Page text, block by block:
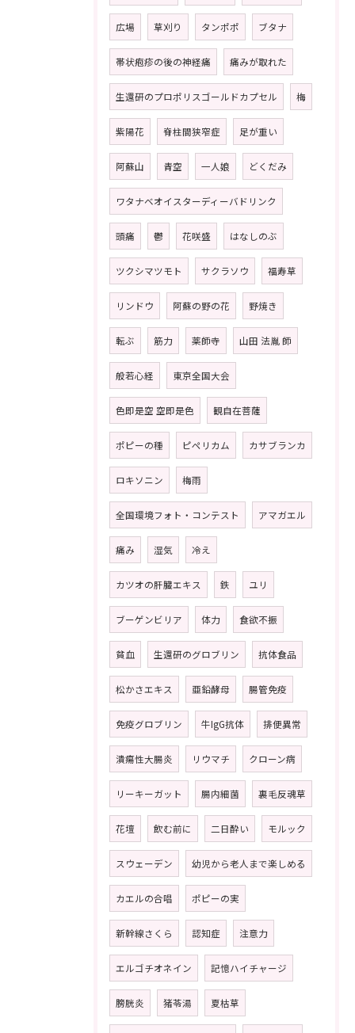
広場 草刈り タンポポ ブタナ
帯状疱疹の後の神経痛 痛みが取れた
生還研のプロポリスゴールドカプセル 梅
紫陽花 脊柱間狭窄症 足が重い
阿蘇山 青空 一人娘 どくだみ
ワタナベオイスターディーバドリンク
頭痛 鬱 花咲盛 はなしのぶ
ツクシマツモト サクラソウ 福寿草
リンドウ 阿蘇の野の花 野焼き
転ぶ 筋力 薬師寺 山田 法胤 師
般若心経 東京全国大会
色即是空 空即是色 観自在菩薩
ポピーの種 ピペリカム カサブランカ
ロキソニン 梅雨
全国環境フォト・コンテスト アマガエル
痛み 湿気 冷え
カツオの肝臓エキス 鉄 ユリ
ブーゲンビリア 体力 食欲不振
貧血 生還研のグロブリン 抗体食品
松かさエキス 亜鉛酵母 腸管免疫
免疫グロブリン 牛IgG抗体 排便異常
潰瘍性大腸炎 リウマチ クローン病
リーキーガット 腸内細菌 裏毛反魂草
花壇 飲む前に 二日酔い モルック
スウェーデン 幼児から老人まで楽しめる
カエルの合唱 ポピーの実
新幹線さくら 認知症 注意力
エルゴチオネイン 記憶ハイチャージ
膀胱炎 猪苓湯 夏枯草